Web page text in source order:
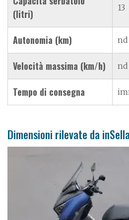
(litri)
13
Autonomia (km) nd
Velocità massima (km/h) nd
Tempo di consegna
Dimensioni rilevate da inSella